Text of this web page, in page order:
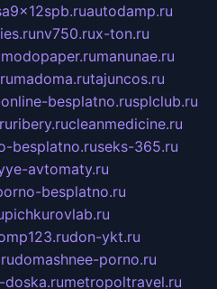
autodamp.ru
nv750.rux-ton.ru
modopaper.rumanunae.ru
madoma.rutajuncos.ru
besplatno.rusplclub.ru
ribery.rucleanmedicine.ru
besplatno.ruseks-365.ru
avtomaty.ru
besplatno.ru
pichkurovlab.ru
don-ykt.ru
domashnee-porno.ru
doska.rumetropoltravel.ru